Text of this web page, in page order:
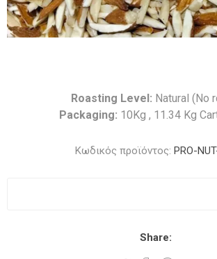
Roasting Level: Natural (No
Packaging: 10Kg , 11.34 Kg
Κωδικός προϊόντος: PRO-
Share: